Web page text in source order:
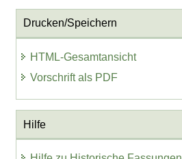
Drucken/Speichern
HTML-Gesamtansicht
Vorschrift als PDF
Hilfe